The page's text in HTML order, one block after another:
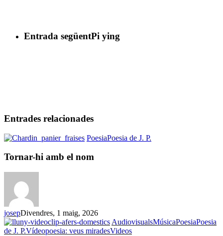
Entrada següentPi ying
Entrades relacionades
PoesiaPoesia de J. P.
Tornar-hi amb el nom
josepDivendres, 1 maig, 2026
AudiovisualsMúsicaPoesiaPoesia
de J. P.Vídeopoesia: veus miradesVideosCom